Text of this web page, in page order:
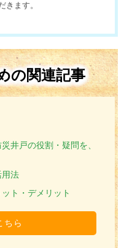
きます。
の関連記事
井戸の役割・疑問を、
用法
ト・デメリット
ちら